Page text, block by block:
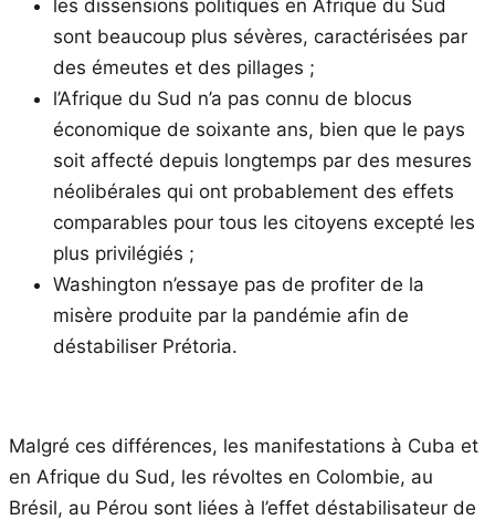
les dissensions politiques en Afrique du Sud
sont beaucoup plus sévères, caractérisées par
des émeutes et des pillages ;
l’Afrique du Sud n’a pas connu de blocus
économique de soixante ans, bien que le pays
soit affecté depuis longtemps par des mesures
néolibérales qui ont probablement des effets
comparables pour tous les citoyens excepté les
plus privilégiés ;
Washington n’essaye pas de profiter de la
misère produite par la pandémie afin de
déstabiliser Prétoria.
Malgré ces différences, les manifestations à Cuba et
en Afrique du Sud, les révoltes en Colombie, au
Brésil, au Pérou sont liées à l’effet déstabilisateur de